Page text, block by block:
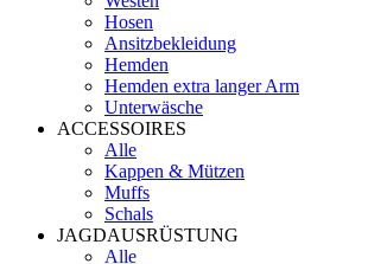
Hosen
Ansitzbekleidung
Hemden
Hemden extra langer Arm
Unterwäsche
ACCESSOIRES
Alle
Kappen & Mützen
Muffs
Schals
JAGDAUSRÜSTUNG
Alle